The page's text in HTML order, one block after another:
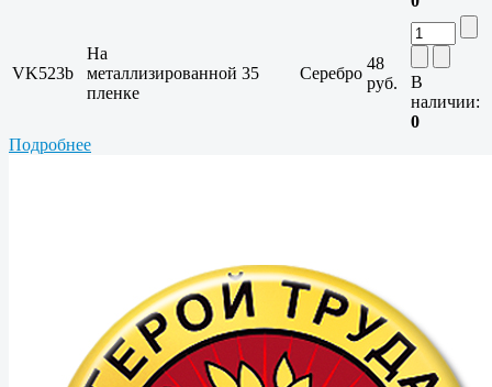
VK523b
На
металлизированной
пленке
35 Серебро
48
руб.
В
наличии:
0
Подробнее